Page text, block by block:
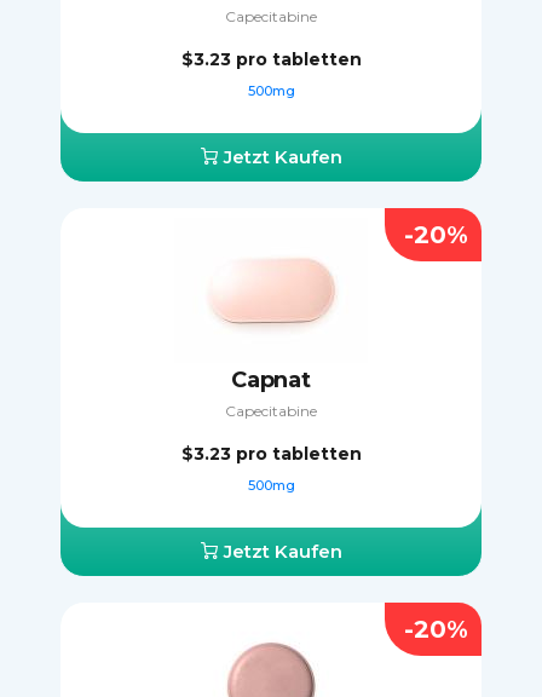
Capecitabine
$3.23 pro tabletten
500mg
Jetzt Kaufen
Capnat
Capecitabine
$3.23 pro tabletten
500mg
Jetzt Kaufen
-20%
-20%